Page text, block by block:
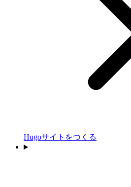
Hugoサイトをつくる